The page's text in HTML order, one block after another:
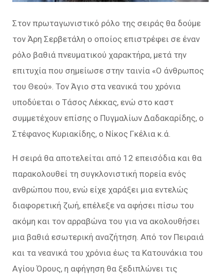
Στον πρωταγωνιστικό ρόλο της σειράς θα δούμε
τον Άρη Σερβετάλη ο οποίος επιστρέφει σε έναν
ρόλο βαθιά πνευματικού χαρακτήρα, μετά την
επιτυχία που σημείωσε στην ταινία «Ο άνθρωπος
του Θεού». Τον Άγιο στα νεανικά του χρόνια
υποδύεται ο Τάσος Λέκκας, ενώ στο καστ
συμμετέχουν επίσης ο Πυγμαλίων Δαδακαρίδης, ο
Στέφανος Κυριακίδης, ο Νίκος Γκέλια κ.ά.
Η σειρά θα αποτελείται από 12 επεισόδια και θα
παρακολουθεί τη συγκλονιστική πορεία ενός
ανθρώπου που, ενώ είχε χαράξει μια εντελώς
διαφορετική ζωή, επέλεξε να αφήσει πίσω του
ακόμη και τον αρραβώνα του για να ακολουθήσει
μια βαθιά εσωτερική αναζήτηση. Από τον Πειραιά
και τα νεανικά του χρόνια έως τα Κατουνάκια του
Αγίου Όρους, η αφήγηση θα ξεδιπλώνει τις